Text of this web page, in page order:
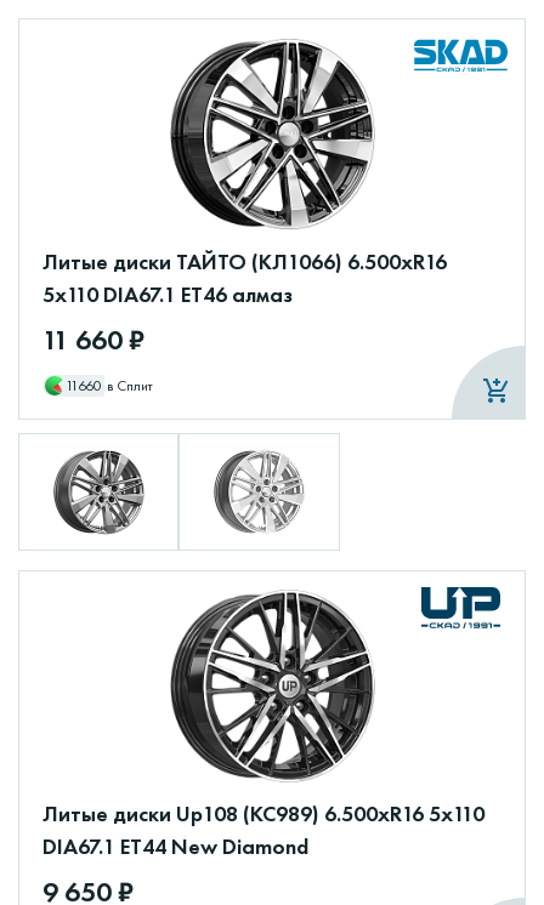
Литые диски ТАЙТО (КЛ1066) 6.500xR16
5x110 DIA67.1 ET46 алмаз
11 660 ₽
11660 в Сплит
Литые диски Up108 (КС989) 6.500xR16 5x110
DIA67.1 ET44 New Diamond
9 650 ₽